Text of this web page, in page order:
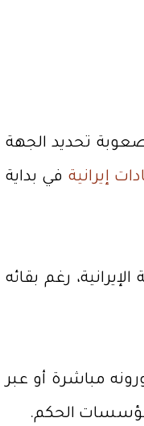
صعوبة تحديد الجهة
إيرانية في بداية
رغم بقائه
مباشرة أو عبر
مؤسسات الحكم.